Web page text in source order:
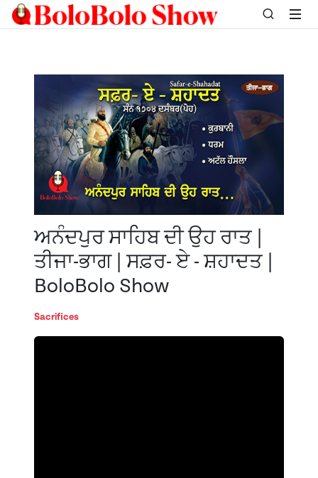
ਅਨੰਦਪੁਰ ਸਾਹਿਬ ਦੀ ਉਹ ਰਾਤ |
ਤੀਜਾ-ਭਾਗ | ਸਫ਼ਰ- ਏ - ਸ਼ਹਾਦਤ |
BoloBolo Show
Sacrifices